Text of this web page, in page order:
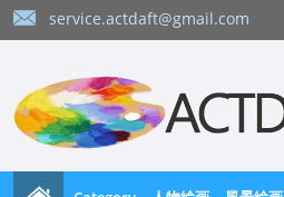
service.actdaft@gmail.com